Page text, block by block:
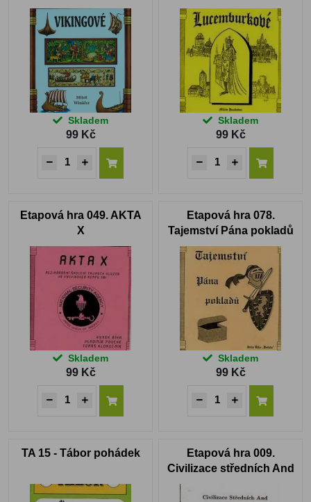
Skladem
99 Kč
Skladem
99 Kč
Etapová hra 049. AKTA
X
Skladem
99 Kč
Etapová hra 078.
Tajemství Pána pokladů
Skladem
99 Kč
TA 15 - Tábor pohádek
Etapová hra 009.
Civilizace středních And